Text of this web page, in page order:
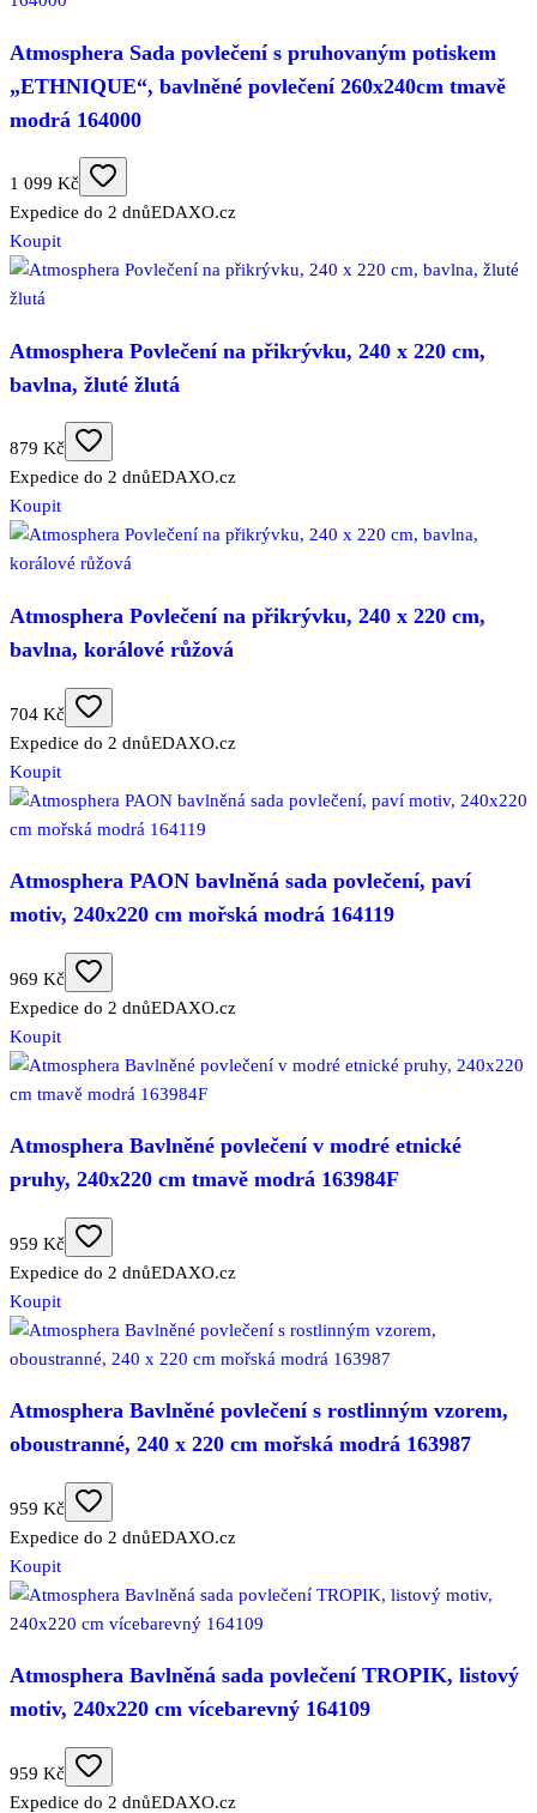
Atmosphera Sada povlečení s pruhovaným potiskem
„ETHNIQUE“, bavlněné povlečení 260x240cm tmavě
modrá 164000
1 099 Kč
Expedice do 2 dnůEDAXO.cz
Koupit
Atmosphera Povlečení na přikrývku, 240 x 220 cm,
bavlna, žluté žlutá
879 Kč
Expedice do 2 dnůEDAXO.cz
Koupit
Atmosphera Povlečení na přikrývku, 240 x 220 cm,
bavlna, korálové růžová
704 Kč
Expedice do 2 dnůEDAXO.cz
Koupit
Atmosphera PAON bavlněná sada povlečení, paví
motiv, 240x220 cm mořská modrá 164119
969 Kč
Expedice do 2 dnůEDAXO.cz
Koupit
Atmosphera Bavlněné povlečení v modré etnické
pruhy, 240x220 cm tmavě modrá 163984F
959 Kč
Expedice do 2 dnůEDAXO.cz
Koupit
Atmosphera Bavlněné povlečení s rostlinným vzorem,
oboustranné, 240 x 220 cm mořská modrá 163987
959 Kč
Expedice do 2 dnůEDAXO.cz
Koupit
Atmosphera Bavlněná sada povlečení TROPIK, listový
motiv, 240x220 cm vícebarevný 164109
959 Kč
Expedice do 2 dnůEDAXO.cz